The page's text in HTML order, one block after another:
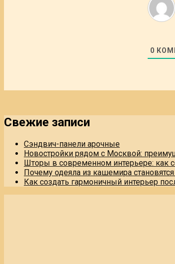
0
Свежие записи
Сэндвич-панели арочные
Новостройки рядом с Москвой:
Шторы в современном интерьере: как
Почему одеяла из кашемира
Как создать гармоничный интерьер